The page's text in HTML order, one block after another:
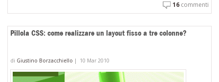
16 commenti
Pillola CSS: come realizzare un layout fisso a tre colonne?
di Giustino Borzacchiello | 10 Mar 2010